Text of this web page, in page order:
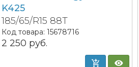
K425
185/65/R15 88T
Код товара: 15678716
2 250 руб.